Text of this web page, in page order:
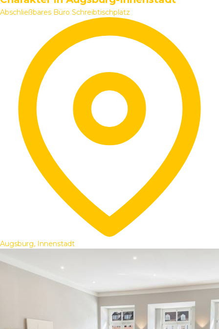
Abschließbares Büro Schreibtischplatz
Augsburg, Innenstadt